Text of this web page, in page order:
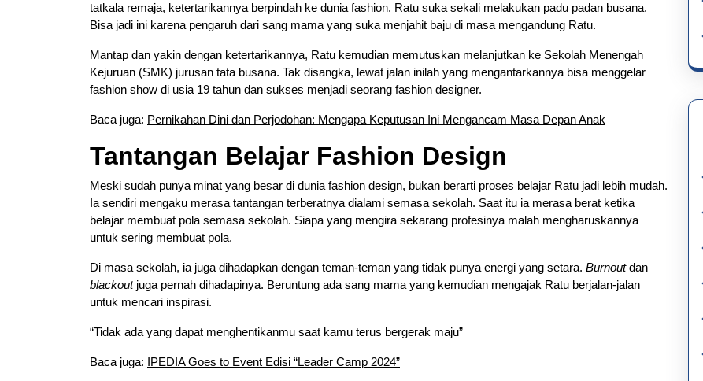
tatkala remaja, ketertarikannya berpindah ke dunia fashion. Ratu suka sekali melakukan padu padan busana.
Bisa jadi ini karena pengaruh dari sang mama yang suka menjahit baju di masa mengandung Ratu.
Mantap dan yakin dengan ketertarikannya, Ratu kemudian memutuskan melanjutkan ke Sekolah Menengah
Kejuruan (SMK) jurusan tata busana. Tak disangka, lewat jalan inilah yang mengantarkannya bisa menggelar
fashion show di usia 19 tahun dan sukses menjadi seorang fashion designer.
Baca juga: Pernikahan Dini dan Perjodohan: Mengapa Keputusan Ini Mengancam Masa Depan Anak
Tantangan Belajar Fashion Design
Meski sudah punya minat yang besar di dunia fashion design, bukan berarti proses belajar Ratu jadi lebih mudah.
Ia sendiri mengaku merasa tantangan terberatnya dialami semasa sekolah. Saat itu ia merasa berat ketika
belajar membuat pola semasa sekolah. Siapa yang mengira sekarang profesinya malah mengharuskannya
untuk sering membuat pola.
Di masa sekolah, ia juga dihadapkan dengan teman-teman yang tidak punya energi yang setara. Burnoutdan
blackout juga pernah dihadapinya. Beruntung ada sang mama yang kemudian mengajak Ratu berjalan-jalan
untuk mencari inspirasi.
“Tidak ada yang dapat menghentikanmu saat kamu terus bergerak maju”
Baca juga: IPEDIA Goes to Event Edisi “Leader Camp 2024”